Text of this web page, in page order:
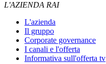
L'AZIENDA RAI
L'azienda
Il gruppo
Corporate governance
I canali e l'offerta
Informativa sull'offerta tv